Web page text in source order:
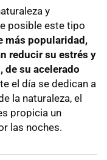
y
posible este tipo
más popularidad,
reducir su estrés y
de su acelerado
el día se dedican a
la naturaleza, el
propicia un
las noches.